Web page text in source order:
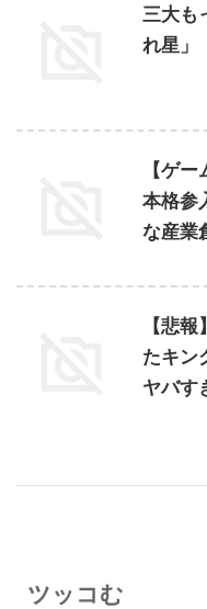
三大も
れ星」
【ゲ
本格参
な産業
【悲
たキン
ヤバす
ツッコむ